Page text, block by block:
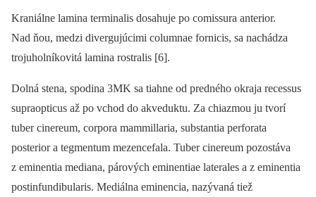
Kraniálne lamina terminalis dosahuje po comissura anterior.
Nad ňou, medzi divergujúcimi columnae fornicis, sa nachádza
trojuholníkovitá lamina rostralis [6].
Dolná stena, spodina 3MK sa tiahne od predného okraja recessus
supraopticus až po vchod do akveduktu. Za chiazmou ju tvorí
tuber cinereum, corpora mammillaria, substantia perforata
posterior a tegmentum mezencefala. Tuber cinereum pozostáva
z eminentia mediana, párových eminentiae laterales a z eminentia
postinfundibularis. Mediálna eminencia, nazývaná tiež